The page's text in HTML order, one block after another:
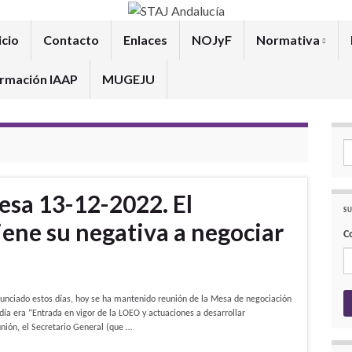
Contacto Enlaces NOJyF Normativa
IAAP MUGEJU
13-12-2022. El
su negativa a negociar
estos días, hoy se ha mantenido reunión de la Mesa de negociación
era “Entrada en vigor de la LOEO y actuaciones a desarrollar
el Secretario General (que …